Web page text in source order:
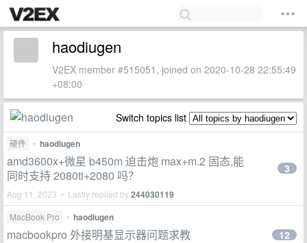
haodiugen
V2EX member #515051, joined on 2020-10-28 22:55:49
+08:00
Switch topics list
硬件 • haodiugen
amd3600x+微星 b450m 迫击炮 max+m.2 固态,能
同时支持 2080ti+2080 吗？
Aug 11, 2023 • Lastly replied by244030119
3
MacBook Pro • haodiugen
macbookpro 外接明基显示器问题求教 12